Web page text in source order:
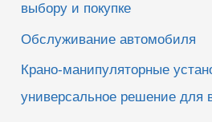
выбору и покупке
Обслуживание автомобиля
Крано-манипуляторные
универсальное решение для